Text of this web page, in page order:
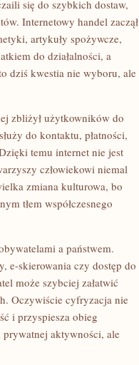
się do szybkich dostaw,
Internetowy handel zaczął
artykuły spożywcze,
do działalności, a
dziś kwestia nie wyboru, ale
zbliżył użytkowników do
do kontaktu, płatności,
temu internet nie jest
człowiekowi niemal
zmiana kulturowa, bo
tłem współczesnego
a państwem.
e-skierowania czy dostęp do
może szybciej załatwić
Oczywiście cyfryzacja nie
i przyspiesza obieg
prywatnej aktywności, ale